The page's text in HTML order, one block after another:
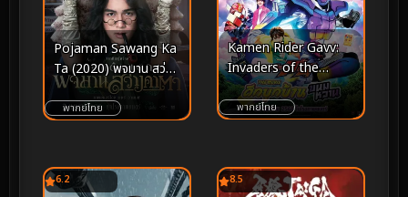
Pojaman Sawang Ka
Ta (2020) พจมาน สว่าง
คาตา
พากย์ไทย
Kamen Rider Gavv:
Invaders of the
Candy House (2025)
มาสค์ไรเดอร์ กาบุ เดอะ
พากย์ไทย
6.2 8.5